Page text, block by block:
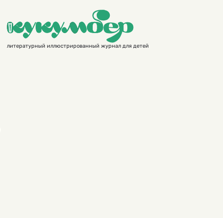
литературный иллюстрированный журнал для детей